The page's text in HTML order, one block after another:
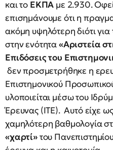
και το ΕΚΠΑ με 2.930.
επισημάνουμε ότι η
ακόμη υψηλότερη διότι
στην ενότητα«Αριστεία
Επιδόσεις του
δεν προσμετρήθηκε η
Επιστημονικού
υλοποιείται μέσω του
Έρευνας (ΙΤΕ). Αυτό είχε
χαμηλότερη βαθμολογία
«χαρτί»του